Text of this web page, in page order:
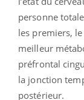
personne
les premiers,
meilleur
préfrontal
la jonction
postérieur.